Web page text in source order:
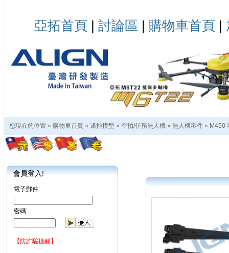
亞拓首頁 | 討論區 | 購物車首頁 |
您現在的位置 » 購物車首頁 » 遙控模型 » 空拍/任務無人機 » 無人機零件 » M450
會員登入!
電子郵件:
密碼:
【防詐騙提醒】